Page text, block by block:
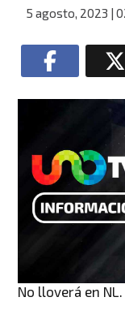
5 agosto, 2023 |
No lloverá en